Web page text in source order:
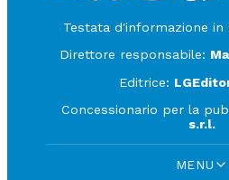
Testata d'informazione in
Direttore responsabile:
Editrice:
Concessionario per la
s.r.l.
MENU